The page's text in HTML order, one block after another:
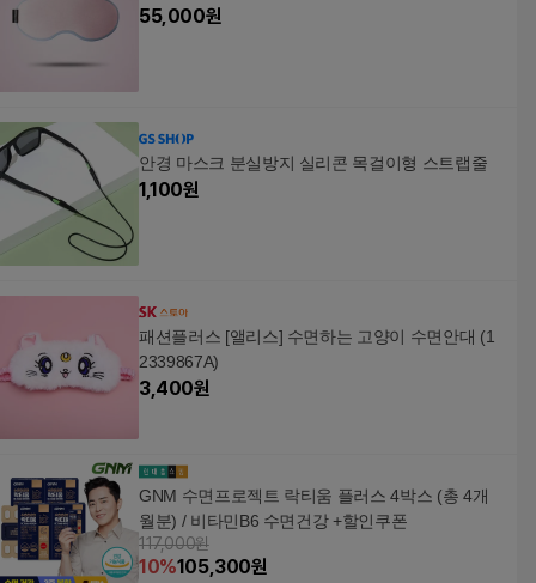
55,000원
안경 마스크 분실방지 실리콘 목걸이형 스트랩줄
1,100원
패션플러스 [앨리스] 수면하는 고양이 수면안대 (1
2339867A)
3,400원
GNM 수면프로젝트 락티움 플러스 4박스 (총 4개
월분) / 비타민B6 수면건강 +할인쿠폰
117,000원
10%105,300원